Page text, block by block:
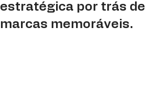
estratégica por trás de
marcas memoráveis.